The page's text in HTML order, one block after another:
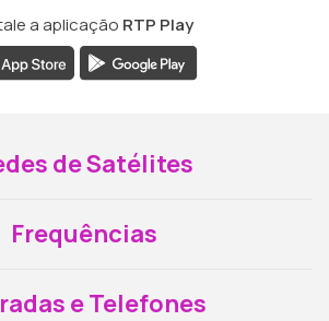
a aplicação RTP Play
de Satélites
Frequências
e Telefones